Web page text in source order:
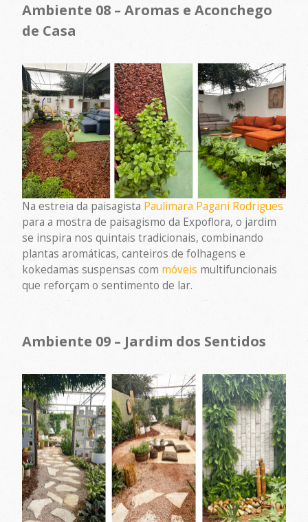
Ambiente 08 – Aromas e Aconchego
de Casa
Na estreia da paisagista Paulimara Pagani Rodrigues
para a mostra de paisagismo da Expoflora, o jardim
se inspira nos quintais tradicionais, combinando
plantas aromáticas, canteiros de folhagens e
kokedamas suspensas com móveis multifuncionais
que reforçam o sentimento de lar.
Ambiente 09 – Jardim dos Sentidos